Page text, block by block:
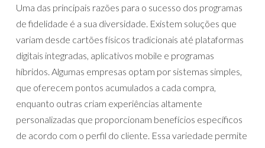
Uma das principais razões para o sucesso dos programas
de fidelidade é a sua diversidade. Existem soluções que
variam desde cartões físicos tradicionais até plataformas
digitais integradas, aplicativos mobile e programas
híbridos. Algumas empresas optam por sistemas simples,
que oferecem pontos acumulados a cada compra,
enquanto outras criam experiências altamente
personalizadas que proporcionam benefícios específicos
de acordo com o perfil do cliente. Essa variedade permite